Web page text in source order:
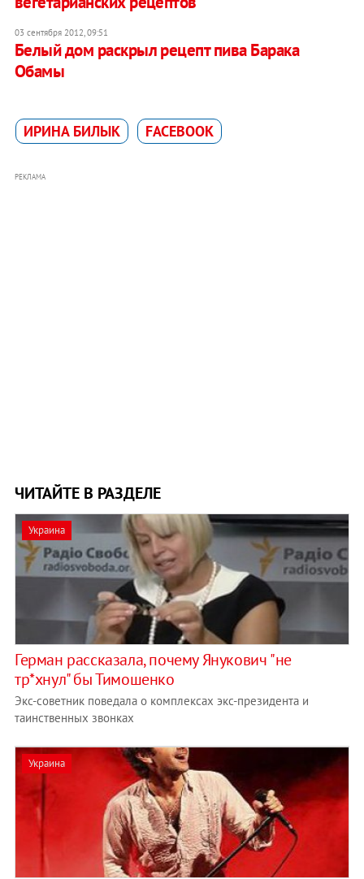
03 сентября 2012, 09:51
Белый дом раскрыл рецепт пива Барака
Обамы
ИРИНА БИЛЫК FACEBOOK
РЕКЛАМА
ЧИТАЙТЕ В РАЗДЕЛЕ
Украина
Герман рассказала, почему Янукович "не
тр*хнул" бы Тимошенко
Экс-советник поведала о комплексах экс-президента и
таинственных звонках
Украина